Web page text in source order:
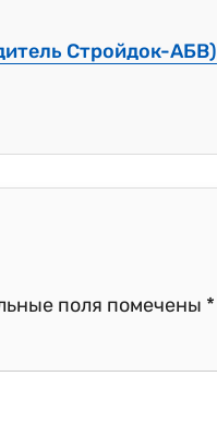
Стройдок-АБВ)
поля помечены *